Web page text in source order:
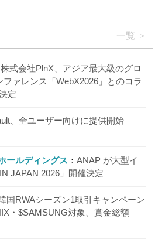
一覧
株式会社PlnX、アジア最大級のグロ
ファレンス「WebX2026」とのコラ
定
、全ユーザー向けに提供開始
ールディングス
ANAP が大型イ
JAPAN 2026」開催決定
国RWAシーズン1取引キャンペーン
・$SAMSUNG対象、賞金総額